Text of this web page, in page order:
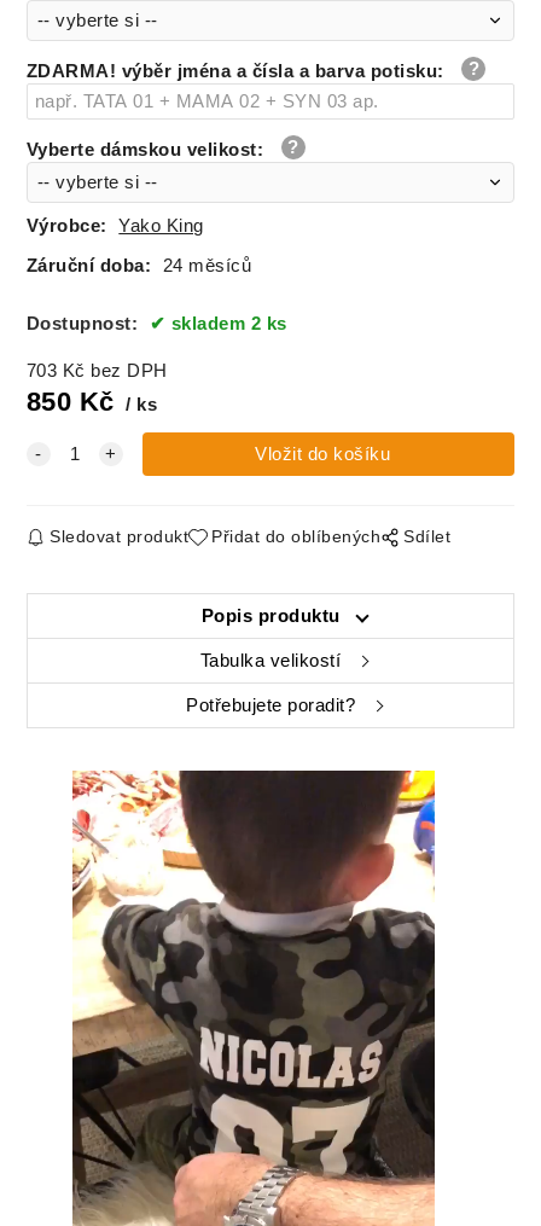
body v. 56
body v. 56 skladem
body v. 62
body v. 68 skladem
body v. 74
body v. 80
body v. 86
body v. 92 skladem
ZDARMA! výběr jména a čísla a barva potisku:
Vyberte dámskou velikost:
Výrobce: Yako King
Záruční doba: 24 měsíců
Dostupnost: skladem 2 ks
703 Kč bez DPH
850 Kč ks
Sledovat produkt Přidat do oblíbených Sdílet
Popis produktu
Tabulka velikostí
Potřebujete poradit?